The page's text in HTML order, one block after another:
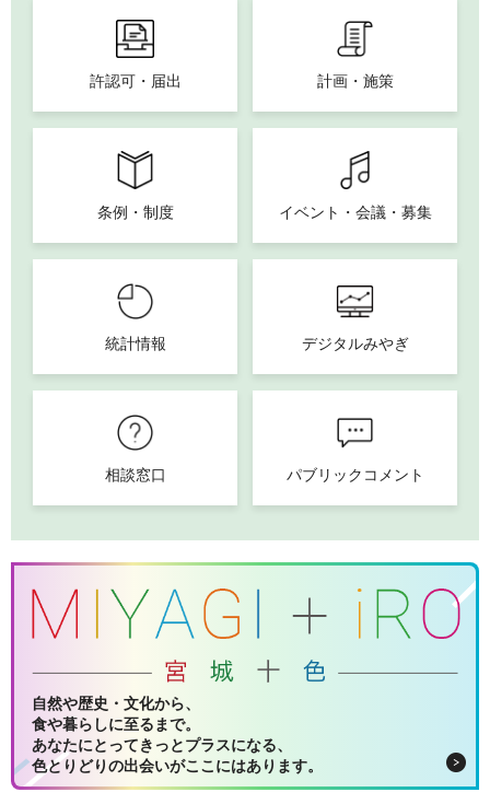
許認可・届出 計画・施策
条例・制度 イベント・会議・募集
統計情報 デジタルみやぎ
相談窓口 パブリックコメント
自然や歴史・文化から、
食や暮らしに至るまで。
あなたにとってきっとプラスになる、
色とりどりの出会いがここにはあります。